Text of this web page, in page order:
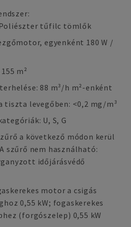
tűfilc tömlők
egyenként 180 W /
m²
88 m³/h m²-enként
tiszta levegőben: <0,2 mg/m³
U, S, G
a következő módon kerül
szűrő nem használható:
időjárásvédő
motor a csigás
0,55 kW; fogaskerekes
(forgószelep) 0,55 kW